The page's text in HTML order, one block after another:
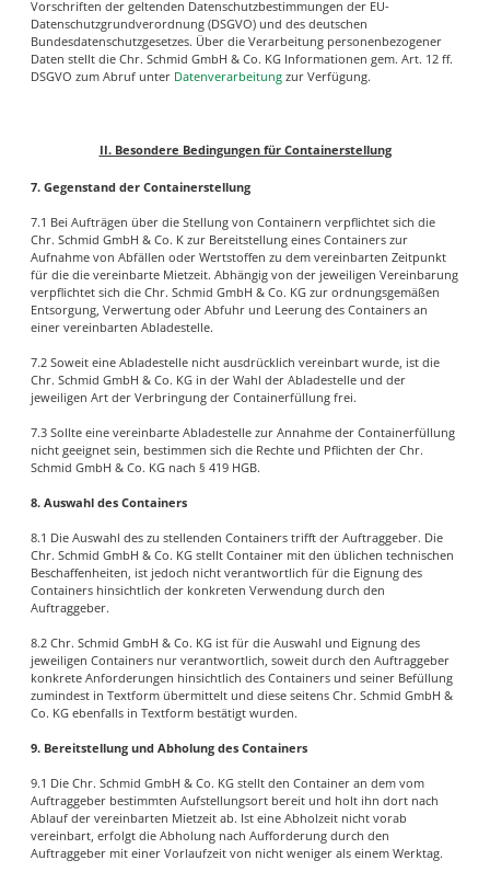
Vorschriften der geltenden Datenschutzbestimmungen der EU-
Datenschutzgrundverordnung (DSGVO) und des deutschen
Bundesdatenschutzgesetzes. Über die Verarbeitung personenbezogener
Daten stellt die Chr. Schmid GmbH & Co. KG Informationen gem. Art. 12 ff.
DSGVO zum Abruf unter Datenverarbeitung zur Verfügung.
II. Besondere Bedingungen für Containerstellung
7. Gegenstand der Containerstellung
7.1 Bei Aufträgen über die Stellung von Containern verpflichtet sich die
Chr. Schmid GmbH & Co. K zur Bereitstellung eines Containers zur
Aufnahme von Abfällen oder Wertstoffen zu dem vereinbarten Zeitpunkt
für die die vereinbarte Mietzeit. Abhängig von der jeweiligen Vereinbarung
verpflichtet sich die Chr. Schmid GmbH & Co. KG zur ordnungsgemäßen
Entsorgung, Verwertung oder Abfuhr und Leerung des Containers an
einer vereinbarten Abladestelle.
7.2 Soweit eine Abladestelle nicht ausdrücklich vereinbart wurde, ist die
Chr. Schmid GmbH & Co. KG in der Wahl der Abladestelle und der
jeweiligen Art der Verbringung der Containerfüllung frei.
7.3 Sollte eine vereinbarte Abladestelle zur Annahme der Containerfüllung
nicht geeignet sein, bestimmen sich die Rechte und Pflichten der Chr.
Schmid GmbH & Co. KG nach § 419 HGB.
8. Auswahl des Containers
8.1 Die Auswahl des zu stellenden Containers trifft der Auftraggeber. Die
Chr. Schmid GmbH & Co. KG stellt Container mit den üblichen technischen
Beschaffenheiten, ist jedoch nicht verantwortlich für die Eignung des
Containers hinsichtlich der konkreten Verwendung durch den
Auftraggeber.
8.2 Chr. Schmid GmbH & Co. KG ist für die Auswahl und Eignung des
jeweiligen Containers nur verantwortlich, soweit durch den Auftraggeber
konkrete Anforderungen hinsichtlich des Containers und seiner Befüllung
zumindest in Textform übermittelt und diese seitens Chr. Schmid GmbH &
Co. KG ebenfalls in Textform bestätigt wurden.
9. Bereitstellung und Abholung des Containers
9.1 Die Chr. Schmid GmbH & Co. KG stellt den Container an dem vom
Auftraggeber bestimmten Aufstellungsort bereit und holt ihn dort nach
Ablauf der vereinbarten Mietzeit ab. Ist eine Abholzeit nicht vorab
vereinbart, erfolgt die Abholung nach Aufforderung durch den
Auftraggeber mit einer Vorlaufzeit von nicht weniger als einem Werktag.